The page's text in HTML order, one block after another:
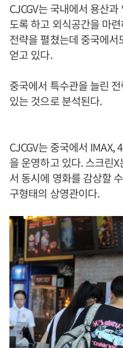
CJCGV는 국내에서 용산
도록 하고 외식공간을 마
전략을 펼쳤는데 중국에
얻고 있다.
중국에서 특수관을 늘린
있는 것으로 분석된다.
CJCGV는 중국에서 IMAX,
을 운영하고 있다. 스크린
서 동시에 영화를 감상할
구형태의 상영관이다.